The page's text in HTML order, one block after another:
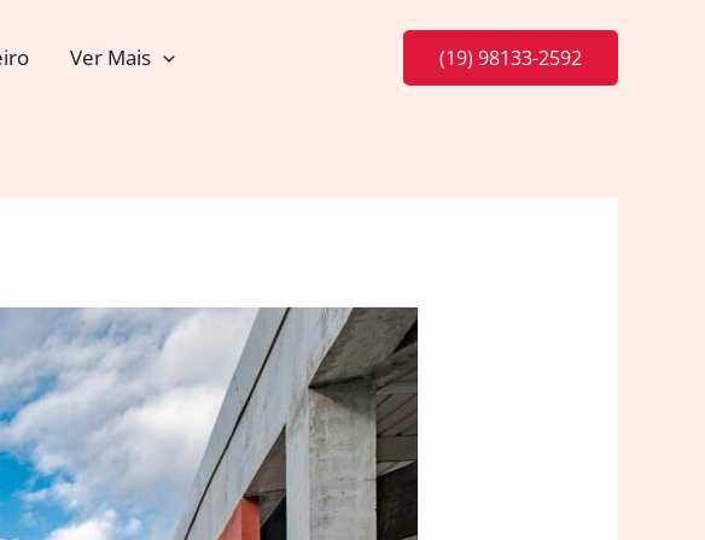
Ver Mais (19) 98133-2592